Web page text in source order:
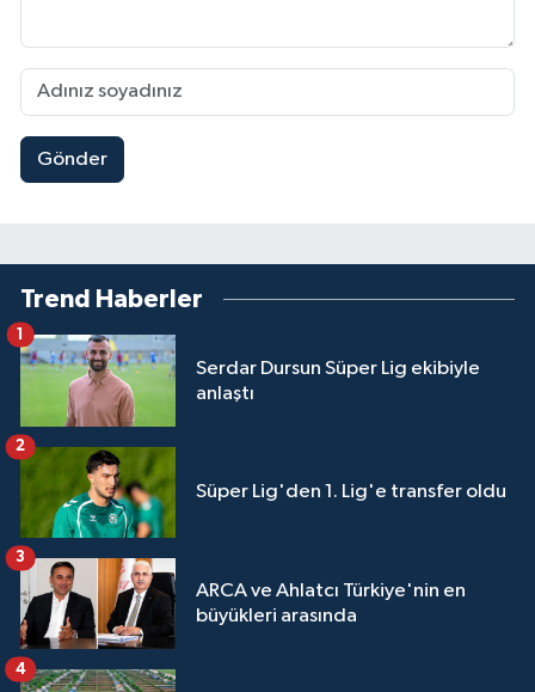
Gönder
Trend Haberler
Serdar Dursun Süper Lig ekibiyle
anlaştı
1
Süper Lig'den 1. Lig'e transfer oldu
2
ARCA ve Ahlatcı Türkiye'nin en
büyükleri arasında
3
4